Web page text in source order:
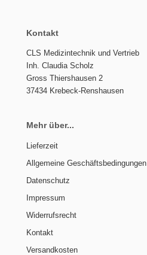
Kontakt
CLS Medizintechnik und Vertrieb
Inh. Claudia Scholz
Gross Thiershausen 2
37434 Krebeck-Renshausen
Mehr über...
Lieferzeit
Allgemeine Geschäftsbedingungen
Datenschutz
Impressum
Widerrufsrecht
Kontakt
Versandkosten